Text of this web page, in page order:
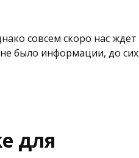
совсем скоро нас ждет
было информации, до сих
для